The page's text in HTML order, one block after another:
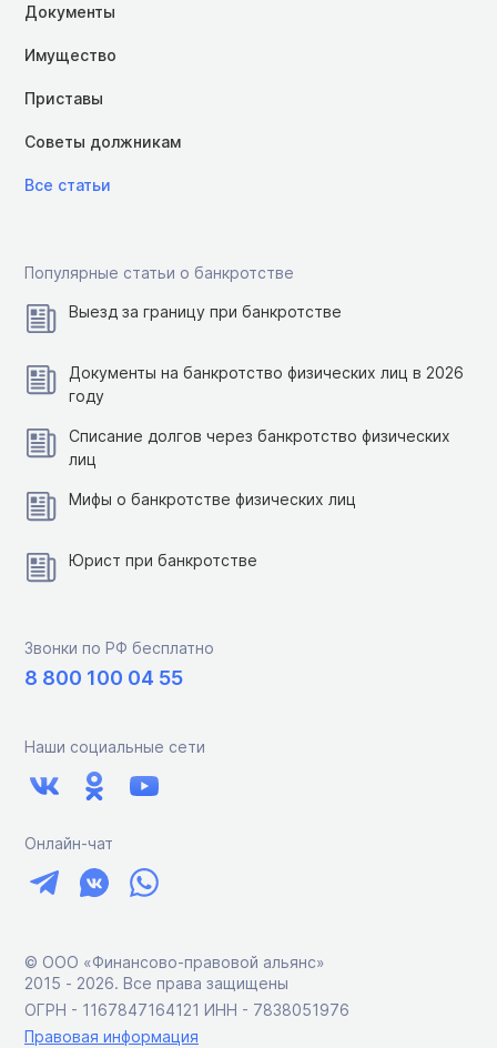
Документы
Имущество
Приставы
Советы должникам
Все статьи
Популярные статьи о банкротстве
Выезд за границу при банкротстве
Документы на банкротство физических лиц в 2026
году
Списание долгов через банкротство физических
лиц
Мифы о банкротстве физических лиц
Юрист при банкротстве
Звонки по РФ бесплатно
8 800 100 04 55
Наши социальные сети
Онлайн-чат
© ООО «Финансово-правовой альянс»
2015 ‑ 2026. Все права защищены
ОГРН - 1167847164121 ИНН - 7838051976
Правовая информация